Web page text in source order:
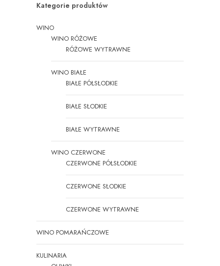
Kategorie produktów
WINO
WINO RÓŻOWE
RÓŻOWE WYTRAWNE
WINO BIAŁE
BIAŁE PÓŁSŁODKIE
BIAŁE SŁODKIE
BIAŁE WYTRAWNE
WINO CZERWONE
CZERWONE PÓŁSŁODKIE
CZERWONE SŁODKIE
CZERWONE WYTRAWNE
WINO POMARAŃCZOWE
KULINARIA